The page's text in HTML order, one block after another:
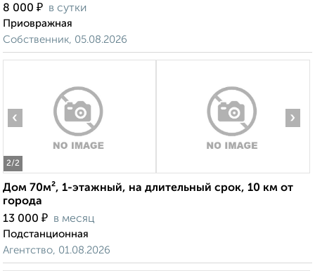
8 000 ₽ в сутки
Приовражная
Собственник, 05.08.2026
2/2
‹ ›
Дом 70м², 1-этажный, на длительный срок, 10 км от
города
13 000 ₽ в месяц
Подстанционная
Агентство, 01.08.2026